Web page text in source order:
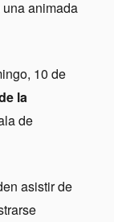
animada
10 de
la
de
asistir de